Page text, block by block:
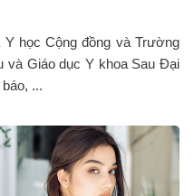
học Cộng đồng và Trường
và Giáo dục Y khoa Sau Đại
...